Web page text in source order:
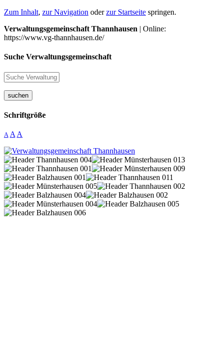
Zum Inhalt, zur Navigation oderzur Startseite springen.
Verwaltungsgemeinschaft Thannhausen | Online:
https://www.vg-thannhausen.de/
Suche Verwaltungsgemeinschaft
suchen
Schriftgröße
A A A